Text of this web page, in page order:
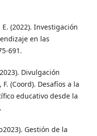
(2022). Investigación
en las
691.
Divulgación
(Coord). Desafíos a la
educativo desde la
Gestión de la